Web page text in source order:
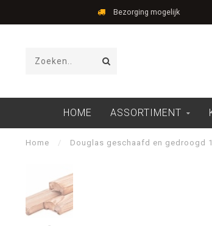
Bezorging mogelijk
HOME ASSORTIMENT
Home / Douglas geschaafd en gedroogd